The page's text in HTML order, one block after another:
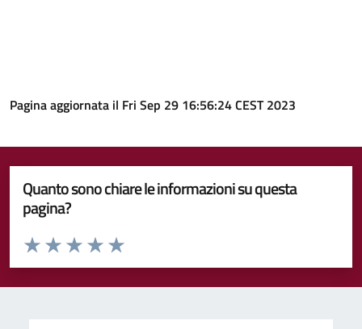
Pagina aggiornata il Fri Sep 29 16:56:24 CEST 2023
Quanto sono chiare le informazioni su questa
pagina?
Valuta da 1 a 5 stelle la pagina
Valuta 5 stelle su 5
Valuta 4 stelle su 5
Valuta 3 stelle su 5
Valuta 2 stelle su 5
Valuta 1 stelle su 5